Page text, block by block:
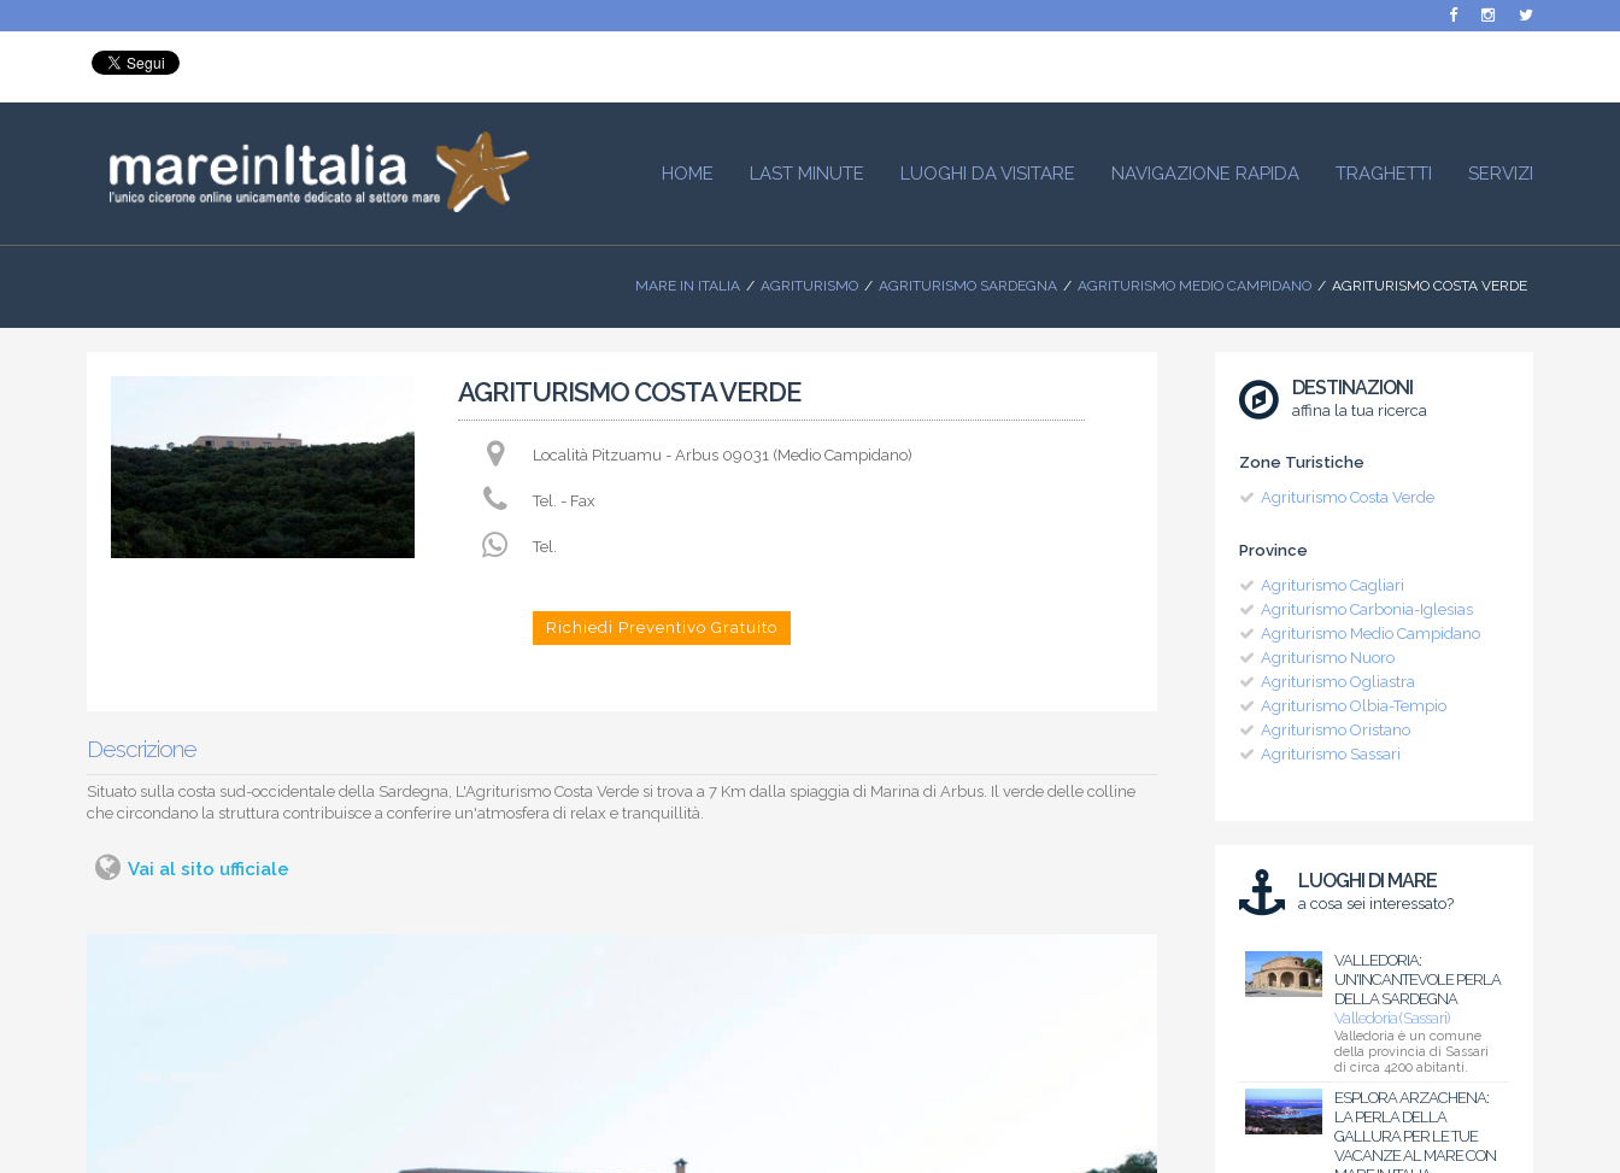
HOME LAST MINUTE LUOGHI DA VISITARE NAVIGAZIONE RAPIDA TRAGHETTI SERVIZI
MARE IN ITALIA AGRITURISMO AGRITURISMO SARDEGNA AGRITURISMO MEDIO CAMPIDANO AGRITURISMO COSTA VERDE
AGRITURISMO COSTA VERDE
Località Pitzuamu - Arbus 09031 (Medio Campidano)
Tel. - Fax
Tel.
Richiedi Preventivo Gratuito
Descrizione
Situato sulla costa sud-occidentale della Sardegna, L'Agriturismo Costa Verde si trova a 7 Km dalla spiaggia di Marina di Arbus. Il verde delle colline
che circondano la struttura contribuisce a conferire un'atmosfera di relax e tranquillità.
Vai al sito ufficiale
DESTINAZIONI
affina la tua ricerca
Zone Turistiche
Agriturismo Costa Verde
Province
Agriturismo Cagliari
Agriturismo Carbonia-Iglesias
Agriturismo Medio Campidano
Agriturismo Nuoro
Agriturismo Ogliastra
Agriturismo Olbia-Tempio
Agriturismo Oristano
Agriturismo Sassari
LUOGHI DI MARE
a cosa sei interessato?
VALLEDORIA:
UN'INCANTEVOLE PERLA
DELLA SARDEGNA
Valledoria (Sassari)
Valledoria è un comune
della provincia di Sassari
di circa 4200 abitanti.
ESPLORA ARZACHENA:
LA PERLA DELLA
GALLURA PER LE TUE
VACANZE AL MARE CON